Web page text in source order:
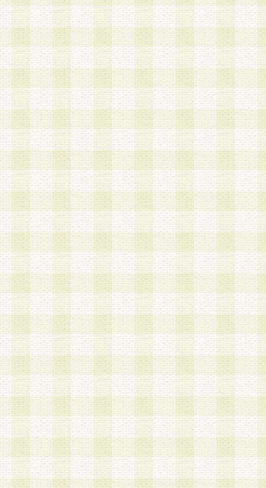
4.会員は、複数のログインＩＤおよびパスワード
いものとします。
第4条 ログインIDおよびパスワードの管理
1.会員は、会員登録後、本サイト内にて本サービ
加する際には、前条に基づき当社から付与された
スワードを使用するものとします。
2.登録の際に当社が付与したログインIDおよびパ
の使用に関しては、全て会員本人がその責任を負
3.会員は、当社から付与されたログインIDおよび
貸与、名義変更、売買その他形態を問わず第三者
ならないものとします。
4.当社は、会員によるログインIDおよびパスワー
盗用など第三者の利用に伴う損害の発生について
き事由の有無、その他原因の如何を問わず、一切
のとします。
第5条 会員の登録情報
1.当社は、会員の登録情報に含まれる氏名・住所
アドレス等会員個人を識別できる情報を当社が別
シーポリシー
」に基づき適切に取り扱うものとし
は、当該個人情報を以下の各号に定める目的に利
す。なお、これら事項以外の目的で個人情報を利
かじめ会員の同意を得たうえで利用するものとし
a.本サービスの実施または運営
b.本サービスに係る謝礼、景品、調査サンプル品
c.会員からの電話、メール等の問い合わせなどへ
d.その他これらに付随する業務
2.当社は、会員個人を識別することのできる情報
会員情報を本人の承諾なく第三者に開示すること